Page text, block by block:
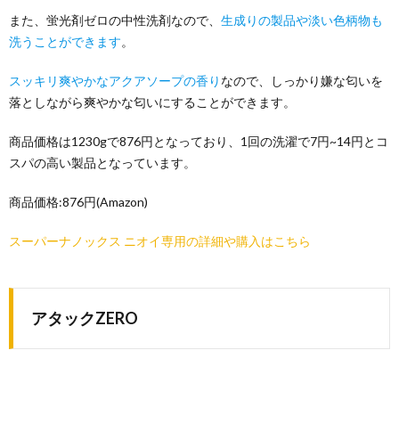
また、蛍光剤ゼロの中性洗剤なので、 生成りの製品や淡い色柄物も
洗うことができます。
スッキリ爽やかなアクアソープの香り なので、しっかり嫌な匂いを
落としながら爽やかな匂いにすることができます。
商品価格は1230gで876円となっており、1回の洗濯で7円~14円とコ
スパの高い製品となっています。
商品価格:876円(Amazon)
スーパーナノックス ニオイ専用の詳細や購入はこちら
アタックZERO